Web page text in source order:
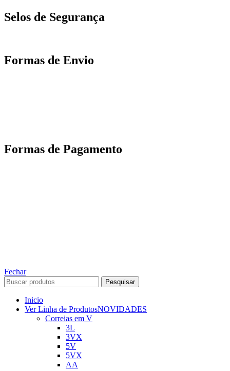
Selos de Segurança
Formas de Envio
Formas de Pagamento
Fechar
Pesquisar
Inicio
Ver Linha de ProdutosNOVIDADES
Correias em V
3L
3VX
5V
5VX
AA